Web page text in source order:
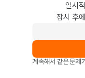
일시
잠시 후
계속해서 같은 문제